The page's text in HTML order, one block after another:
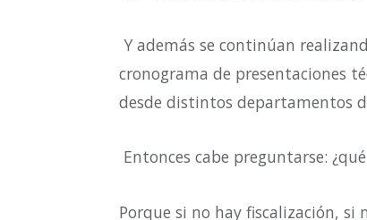
Y además se continúan
cronograma de presentaciones
desde distintos departamentos
Entonces cabe preguntarse:
Porque si no hay fiscalización, si